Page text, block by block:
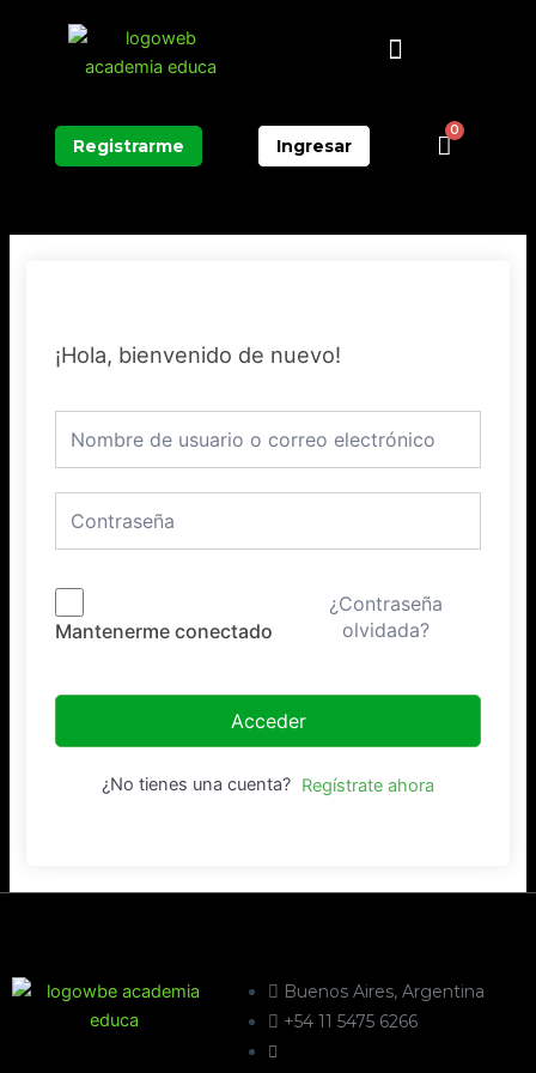
Menú
Registrarme Ingresar
0
¡Hola, bienvenido de nuevo!
Mantenerme conectado
¿Contraseña
olvidada?
Acceder
¿No tienes una cuenta? Regístrate ahora
Buenos Aires, Argentina
+54 11 5475 6266